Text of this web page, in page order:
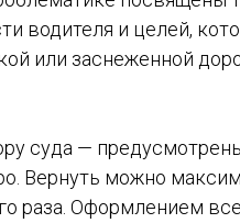
водителя и целей,
или заснеженной
суда —
Вернуть можно
раза. Оформлением